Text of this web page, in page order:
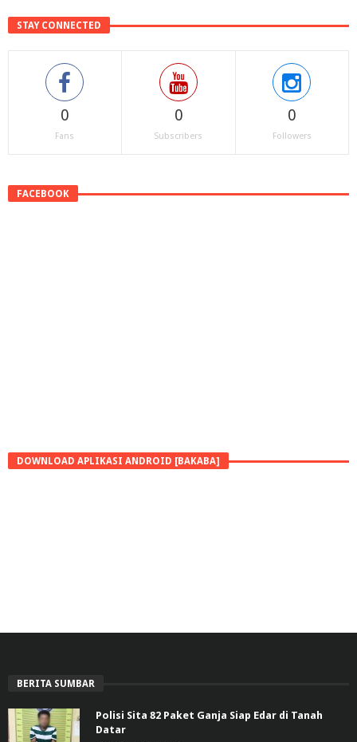
STAY CONNECTED
0
Fans
0
Subscribers
0
Followers
FACEBOOK
DOWNLOAD APLIKASI ANDROID [BAKABA]
BERITA SUMBAR
Polisi Sita 82 Paket Ganja Siap Edar di Tanah
Datar